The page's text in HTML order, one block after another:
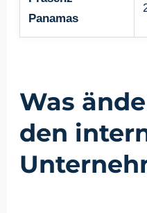
Panamas
Was
den